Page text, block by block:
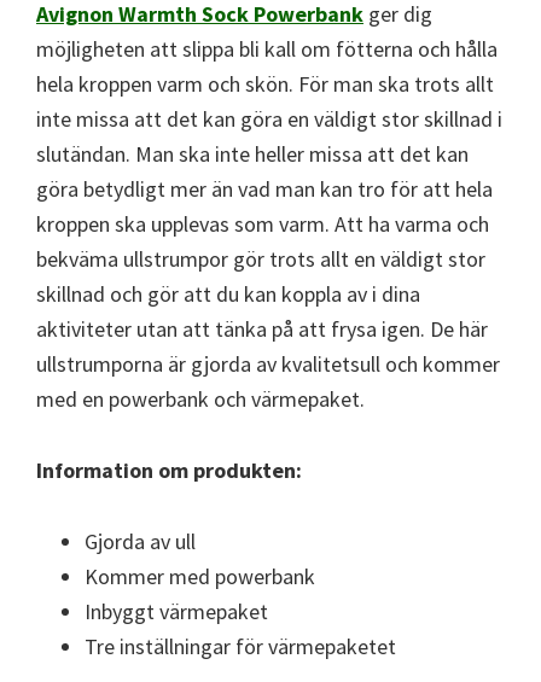
Avignon Warmth Sock Powerbank ger dig
möjligheten att slippa bli kall om fötterna och hålla
hela kroppen varm och skön. För man ska trots allt
inte missa att det kan göra en väldigt stor skillnad i
slutändan. Man ska inte heller missa att det kan
göra betydligt mer än vad man kan tro för att hela
kroppen ska upplevas som varm. Att ha varma och
bekväma ullstrumpor gör trots allt en väldigt stor
skillnad och gör att du kan koppla av i dina
aktiviteter utan att tänka på att frysa igen. De här
ullstrumporna är gjorda av kvalitetsull och kommer
med en powerbank och värmepaket.
Information om produkten:
Gjorda av ull
Kommer med powerbank
Inbyggt värmepaket
Tre inställningar för värmepaketet